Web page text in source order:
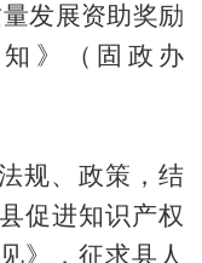
发展资助奖励
》（固政办
规、政策，结
促进知识产权
》，征求县人